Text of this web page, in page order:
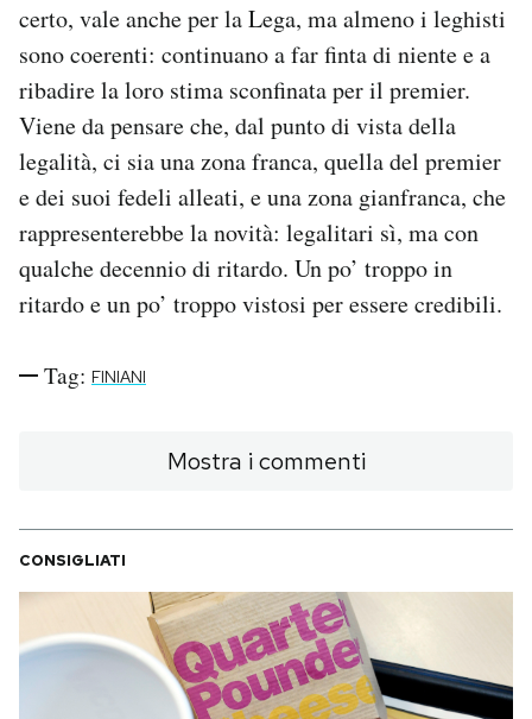
certo, vale anche per la Lega, ma almeno i leghisti
sono coerenti: continuano a far finta di niente e a
ribadire la loro stima sconfinata per il premier.
Viene da pensare che, dal punto di vista della
legalità, ci sia una zona franca, quella del premier
e dei suoi fedeli alleati, e una zona gianfranca, che
rappresenterebbe la novità: legalitari sì, ma con
qualche decennio di ritardo. Un po’ troppo in
ritardo e un po’ troppo vistosi per essere credibili.
Tag: FINIANI
Mostra i commenti
CONSIGLIATI